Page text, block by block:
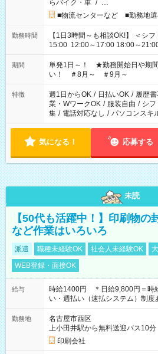
らバイク・車 / …
■物流センターなど ■勤務地
勤務時間
【1日3時間～も相談OK!】 ＜シフト例＞ 9:00～12:00 10:00～
15:00 12:00～17:00 18:00～21:00 など こちら以外
お気軽にご相談ください！
期間
単発1日～！ ★勤務開始日や期間
い！ ＃8月～ ＃9月～
特徴 週1日からOK / 日払いOK / 履歴
業・WワークOK / 服装自由 / シフ
集 / 電話対応なし / パソコンスキ
気になる！ 応募する
未読
【50代も活躍中！】印刷物の
など作業はいろいろ
派遣 職種未経験OK 社会人未経験OK
WEB登録・面接OK
給与
時給1400円 ＊日給9,800円＝
い・週払い（速払システム）制度
勤務地
名古屋市西区
上小田井駅から無料送迎バス10分
印刷会社